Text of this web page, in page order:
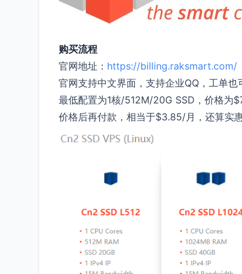
购买流程
官网地址： https://billing.raksmart.com/
官网支持中文界面，支持企业QQ，工单
最低配置为1核/512M/20G SSD，价格为
价格后再付款，相当于$3.85/月，还算实惠